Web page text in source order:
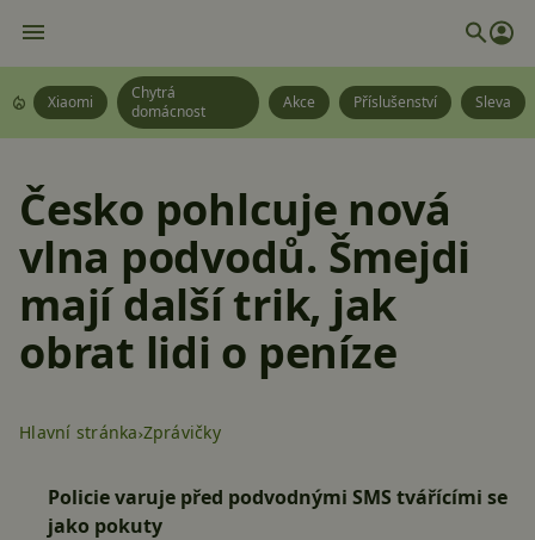
Xiaomi
Chytrá
domácnost
Akce Příslušenství Sleva
Česko pohlcuje nová
vlna podvodů. Šmejdi
mají další trik, jak
obrat lidi o peníze
Hlavní stránka Zprávičky
Policie varuje před podvodnými SMS tvářícími se
jako pokuty